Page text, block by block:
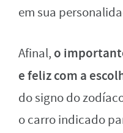
em sua
Afinal, o
e feliz com a
do signo do
o carro indicado